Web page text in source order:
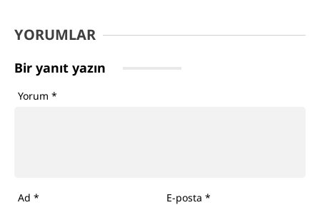
YORUMLAR
Bir yanıt yazın
Yorum *
Ad * E-posta*